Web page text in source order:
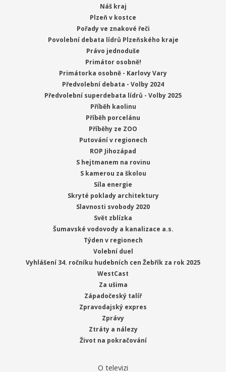
Náš kraj
Plzeň v kostce
Pořady ve znakové řeči
Povolební debata lídrů Plzeňského kraje
Právo jednoduše
Primátor osobně!
Primátorka osobně - Karlovy Vary
Předvolební debata - Volby 2024
Předvolební superdebata lídrů - Volby 2025
Příběh kaolinu
Příběh porcelánu
Příběhy ze ZOO
Putování v regionech
ROP Jihozápad
S hejtmanem na rovinu
S kamerou za školou
Síla energie
Skryté poklady architektury
Slavnosti svobody 2020
Svět zblízka
Šumavské vodovody a kanalizace a.s.
Týden v regionech
Volební duel
Vyhlášení 34. ročníku hudebních cen Žebřík za rok 2025
WestCast
Za ušima
Západočeský talíř
Zpravodajský expres
Zprávy
Ztráty a nálezy
Život na pokračování
O televizi